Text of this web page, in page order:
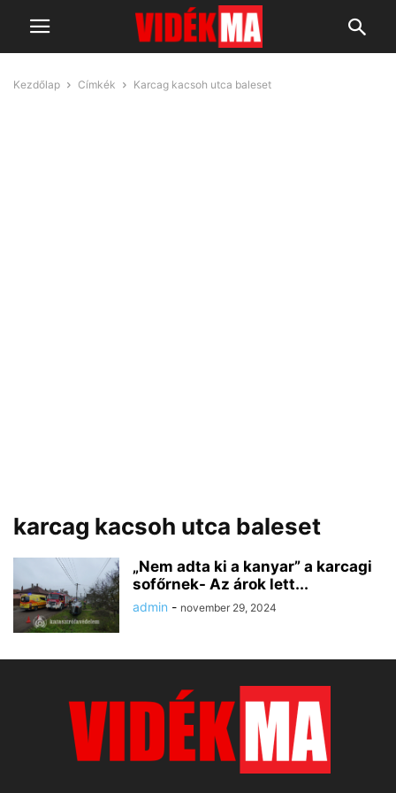
Kezdőlap Címkék Karcag kacsoh utca baleset
karcag kacsoh utca baleset
„Nem adta ki a kanyar” a karcagi
sofőrnek- Az árok lett...
admin - november 29, 2024